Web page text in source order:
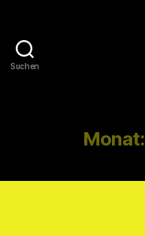
Suchen
Monat: